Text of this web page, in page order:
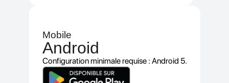
Mobile
Android
Configuration minimale requise : Android 5.